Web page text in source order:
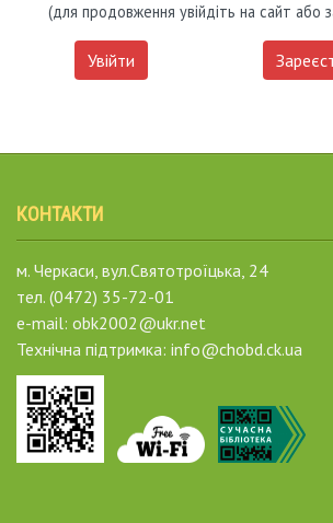
(для продовження увійдіть на сайт або
Увійти
КОНТАКТИ
м. Черкаси, вул.Святотроїцька, 24
тел. (0472) 35-72-01
e-mail: obk2002@ukr.net
Технічна підтримка: info@chobd.ck.ua